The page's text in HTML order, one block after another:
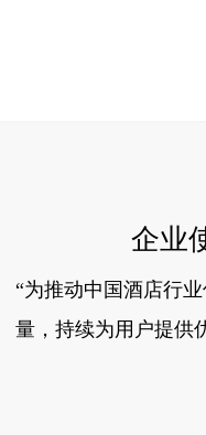
企业
“为推动中国酒店行
量，持续为用户提供